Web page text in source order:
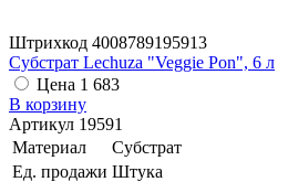
Штрихкод 4008789195913
Субстрат Lechuza "Veggie Pon", 6 л
Цена 1 683
В корзину
Артикул 19591
Материал
Субстрат
Ед. продажи Штука